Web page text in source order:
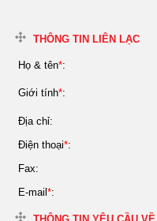
THÔNG TIN LIÊN LẠC
Họ & tên*:
Giới tính*:
Địa chỉ:
Điện thoại*:
Fax:
E-mail *: